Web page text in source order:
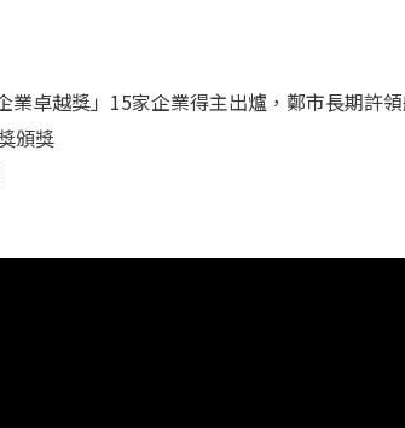
業卓越獎」15家企業得主出爐，鄭市長期許
頒獎